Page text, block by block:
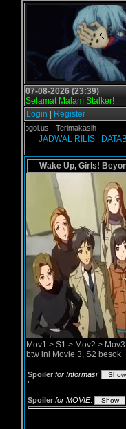
07-08-2026 (23:39)
Selamat Malam Stalker!
Login
Register
Grogol.us - Terimakasih
JADWAL RILIS|
Wake Up, Girls!
Mov1 > S1 > Mov2 >
btw ini Movie 3, S2 besok
Spoiler for Informasi:
Spoiler for MOVIE: